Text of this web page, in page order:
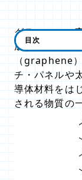
グラフェンの
成長後の層数
（graphene
チ・パネルや
導体材料をは
される物質の
目次